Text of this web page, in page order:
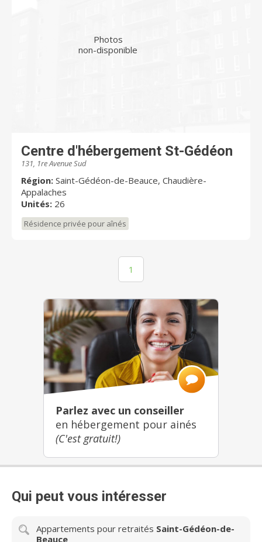
Photos
non-disponible
Centre d'hébergement St-Gédéon
131, 1re Avenue Sud
Région: Saint-Gédéon-de-Beauce, Chaudière-
Appalaches
Unités: 26
Résidence privée pour aînés
1
Parlez avec un conseiller
en hébergement pour ainés
(C'est gratuit!)
Qui peut vous intéresser
Appartements pour retraités Saint-Gédéon-de-
Beauce